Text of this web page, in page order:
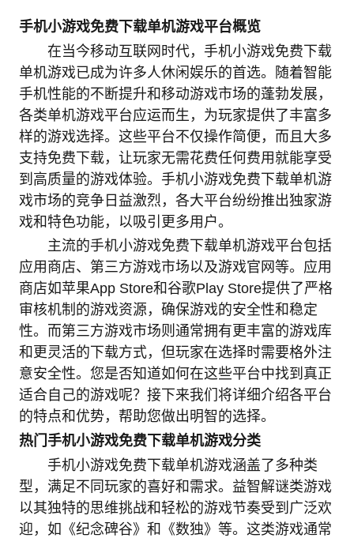
手机小游戏免费下载单机游戏平台概览
在当今移动互联网时代，手机小游戏免费下载
单机游戏已成为许多人休闲娱乐的首选。随着智能
手机性能的不断提升和移动游戏市场的蓬勃发展，
各类单机游戏平台应运而生，为玩家提供了丰富多
样的游戏选择。这些平台不仅操作简便，而且大多
支持免费下载，让玩家无需花费任何费用就能享受
到高质量的游戏体验。手机小游戏免费下载单机游
戏市场的竞争日益激烈，各大平台纷纷推出独家游
戏和特色功能，以吸引更多用户。
主流的手机小游戏免费下载单机游戏平台包括
应用商店、第三方游戏市场以及游戏官网等。应用
商店如苹果App Store和谷歌Play Store提供了严格
审核机制的游戏资源，确保游戏的安全性和稳定
性。而第三方游戏市场则通常拥有更丰富的游戏库
和更灵活的下载方式，但玩家在选择时需要格外注
意安全性。您是否知道如何在这些平台中找到真正
适合自己的游戏呢？接下来我们将详细介绍各平台
的特点和优势，帮助您做出明智的选择。
热门手机小游戏免费下载单机游戏分类
手机小游戏免费下载单机游戏涵盖了多种类
型，满足不同玩家的喜好和需求。益智解谜类游戏
以其独特的思维挑战和轻松的游戏节奏受到广泛欢
迎，如《纪念碑谷》和《数独》等。这类游戏通常